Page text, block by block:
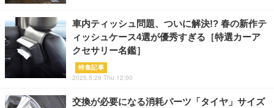
車内ティッシュ問題、ついに解決!? 春の新作テ
ィッシュケース4選が優秀すぎる［特選カーア
クセサリー名鑑］
特集記事
2025.5.29 Thu 12:00
交換が必要になる消耗パーツ「タイヤ」サイズ